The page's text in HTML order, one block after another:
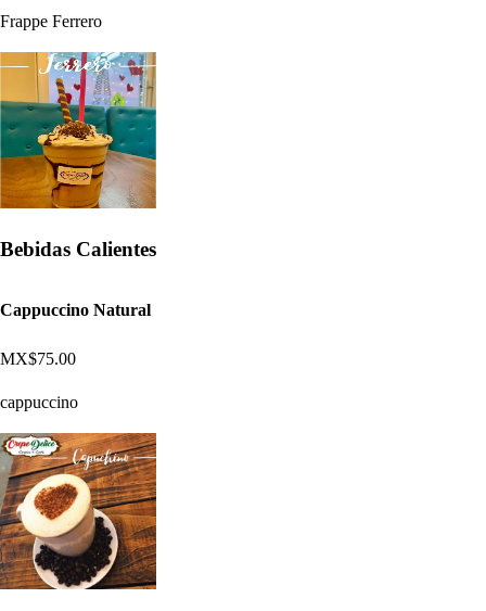
Frappe Ferrero
Bebidas Calientes
Cappuccino Natural
MX$75.00
cappuccino